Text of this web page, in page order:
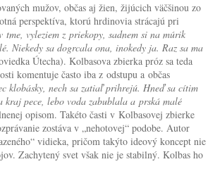
mužov, občas aj žien, žijúcich väčšinou zo
perspektíva, ktorú hrdinovia strácajú pri
tme, vyleziem z priekopy, sadnem si na múrik
Niekedy sa dogrcala ona, inokedy ja. Raz sa ma
Útecha). Kolbasova zbierka próz sa teda
komentuje často iba z odstupu a občas
klobásky, nech sa zatiaľ prihrejú. Hneď sa cítim
kraj pece, lebo voda zabublala a prská malé
opisom. Takéto časti v Kolbasovej zbierke
zostáva v „nehotovej“ podobe. Autor
vidieka, pričom takýto ideový koncept nie
Zachytený svet však nie je stabilný. Kolbas ho